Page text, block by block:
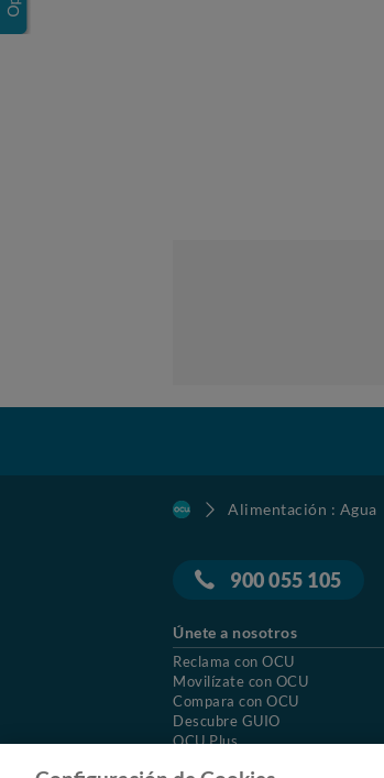
Alimentación : Agua
900 055 105
Únete a nosotros
Reclama con OCU
Movilízate con OCU
Compara con OCU
Descubre GUIO
OCU Plus